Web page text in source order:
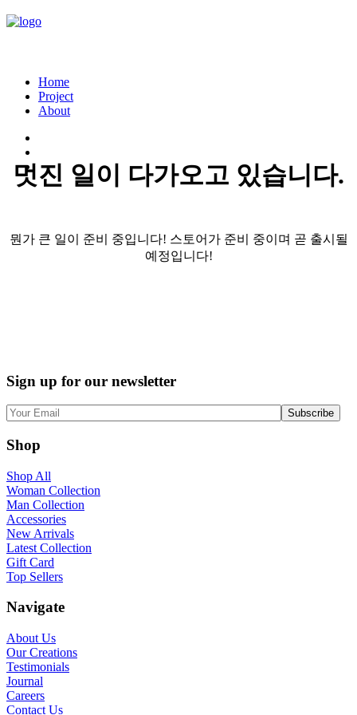
Home
Project
About
멋진 일이 다가오고 있습니다.
뭔가 큰 일이 준비 중입니다! 스토어가 준비 중이며 곧 출시될
예정입니다!
Sign up for our newsletter
Shop
Shop All
Woman Collection
Man Collection
Accessories
New Arrivals
Latest Collection
Gift Card
Top Sellers
Navigate
About Us
Our Creations
Testimonials
Journal
Careers
Contact Us